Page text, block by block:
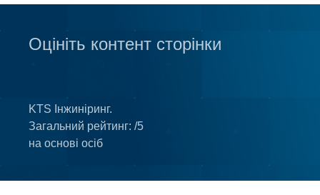
Оцініть контент сторінки
KTS Інжиніринг.
Загальний рейтинг: /5
на основі осіб